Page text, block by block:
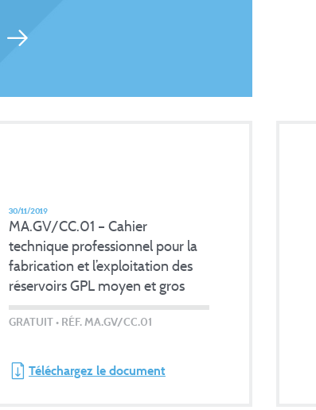
30/11/2019
MA.GV/CC.01 – Cahier
technique professionnel pour la
fabrication et l’exploitation des
réservoirs GPL moyen et gros
vrac
GRATUIT• RÉF. MA.GV/CC.01
Téléchargez le document